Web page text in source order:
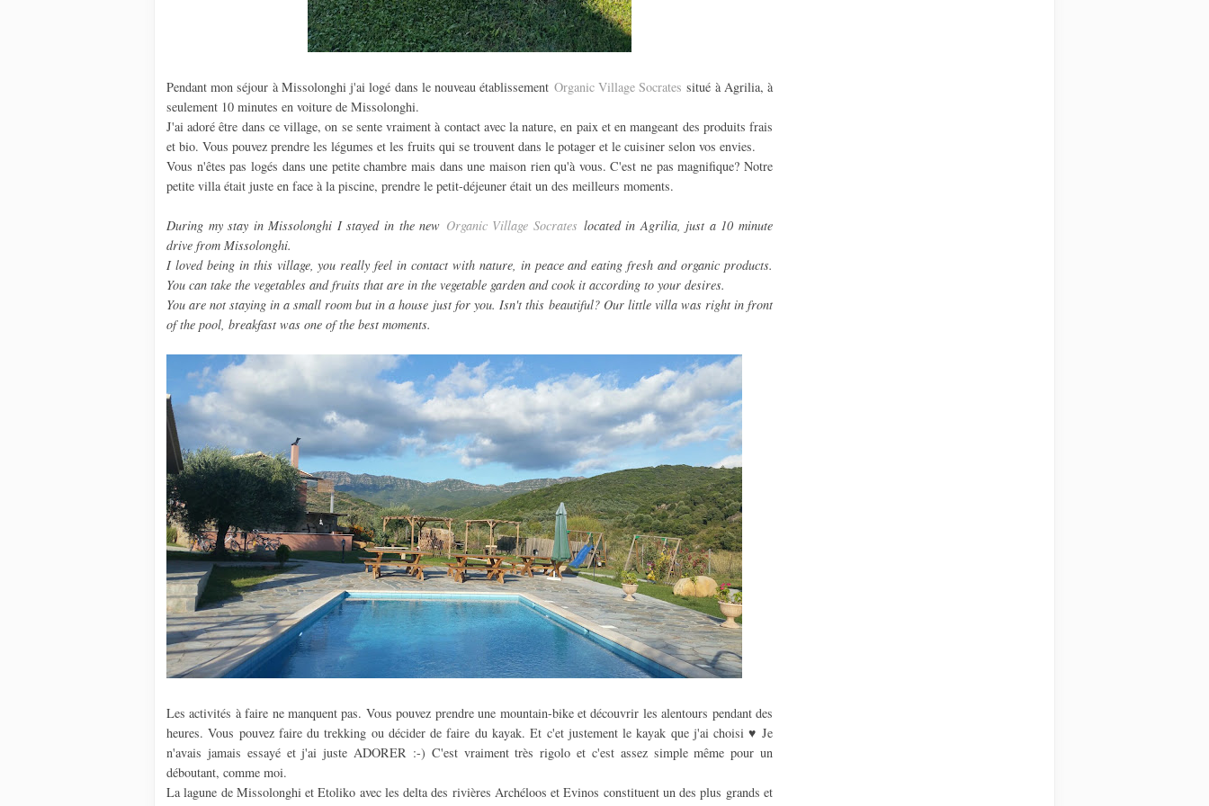
Pendant mon séjour à Missolonghi j'ai logé dans le nouveau établissement Organic Village Socrates situé à Agrilia, à
seulement 10 minutes en voiture de Missolonghi.
J'ai adoré être dans ce village, on se sente vraiment à contact avec la nature, en paix et en mangeant des produits frais
et bio. Vous pouvez prendre les légumes et les fruits qui se trouvent dans le potager et le cuisiner selon vos envies.
Vous n'êtes pas logés dans une petite chambre mais dans une maison rien qu'à vous. C'est ne pas magnifique? Notre
petite villa était juste en face à la piscine, prendre le petit-déjeuner était un des meilleurs moments.
During my stay in Missolonghi I stayed in the new Organic Village Socrates located in Agrilia, just a 10 minute
drive from Missolonghi.
I loved being in this village, you really feel in contact with nature, in peace and eating fresh and organic products.
You can take the vegetables and fruits that are in the vegetable garden and cook it according to your desires.
You are not staying in a small room but in a house just for you. Isn't thisbeautiful? Our little villa was right in front
of the pool, breakfast was one of the best moments.
Les activités à faire ne manquent pas. Vous pouvez prendre une mountain-bike et découvrir les alentours pendant des
heures. Vous pouvez faire du trekking ou décider de faire du kayak. Et c'et justement le kayak que j'ai choisi ♥ Je
n'avais jamais essayé et j'ai juste ADORER :-) C'est vraiment très rigolo et c'est assez simple même pour un
déboutant, comme moi.
La lagune de Missolonghi et Etoliko avec les delta des rivières Archéloos et Evinos constituent un des plus grands et